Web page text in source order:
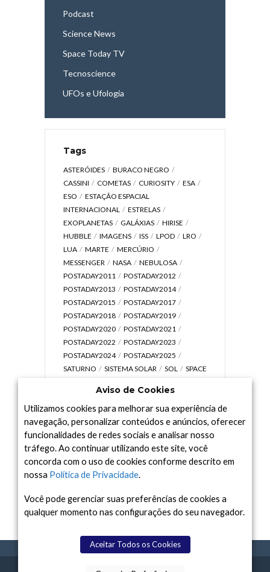
Podcast
Science News
Space Today TV
Tecnoscience
UFOs e Ufologia
Tags
ASTERÓIDES
BURACO NEGRO
CASSINI
COMETAS CURIOSITY
ESA
ESO
ESTAÇÃO ESPACIAL
INTERNACIONAL
ESTRELAS
EXOPLANETAS
GALÁXIAS
HIRISE
HUBBLE
IMAGENS ISS LPOD
LRO
LUA
MARTE
MERCÚRIO
MESSENGER
NASA
NEBULOSA
POSTADAY2011
POSTADAY2012
POSTADAY2013
POSTADAY2014
POSTADAY2015
POSTADAY2017
POSTADAY2018
POSTADAY2019
POSTADAY2020
POSTADAY2021
POSTADAY2022
POSTADAY2023
POSTADAY2024
POSTADAY2025
SATURNO
SISTEMA SOLAR SOL
SPACE
UNIVERSO
VÍDEO
Arquivo
Arquivo
Aviso de Cookies
Utilizamos cookies para melhorar sua experiência de
navegação, personalizar conteúdos e anúncios, oferecer
funcionalidades de redes sociais e analisar nosso
tráfego. Ao continuar utilizando este site, você
concorda com o uso de cookies conforme descrito em
nossa Política de Privacidade.
Você pode gerenciar suas preferências de cookies a
qualquer momento nas configurações do seu navegador.
Aceitar Todos os Cookies